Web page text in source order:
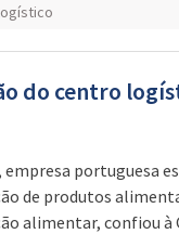
do centro
empresa portuguesa
de produtos
alimentar, confiou à